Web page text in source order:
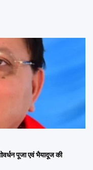
पूजा एवं भैयादूज की